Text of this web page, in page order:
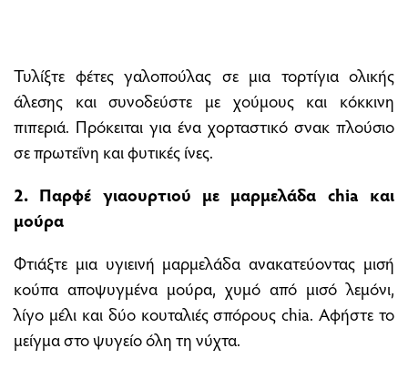
Τυλίξτε φέτες γαλοπούλας σε μια τορτίγια ολικής
άλεσης και συνοδεύστε με χούμους και κόκκινη
πιπεριά. Πρόκειται για ένα χορταστικό σνακ πλούσιο
σε πρωτεΐνη και φυτικές ίνες.
2. Παρφέ γιαουρτιού με μαρμελάδα chia και
μούρα
Φτιάξτε μια υγιεινή μαρμελάδα ανακατεύοντας μισή
κούπα αποψυγμένα μούρα, χυμό από μισό λεμόνι,
λίγο μέλι και δύο κουταλιές σπόρους chia. Αφήστε το
μείγμα στο ψυγείο όλη τη νύχτα.